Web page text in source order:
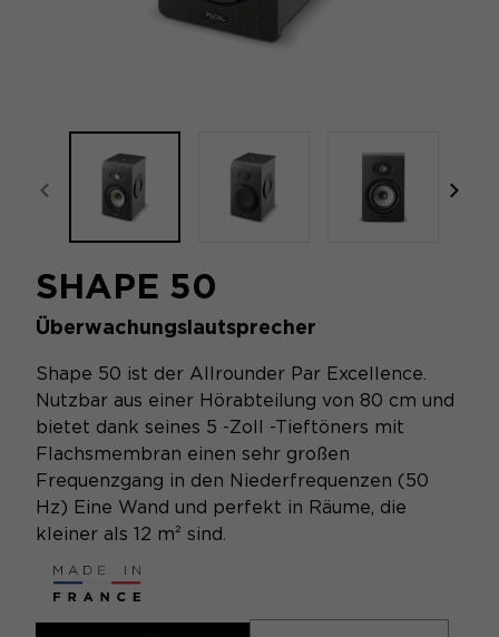
focal-naim-frontent::misc.prev_label
SHAPE 50
Überwachungslautsprecher
Shape 50 ist der Allrounder Par Excellence.
Nutzbar aus einer Hörabteilung von 80 cm und
bietet dank seines 5 -Zoll -Tieftöners mit
Flachsmembran einen sehr großen
Frequenzgang in den Niederfrequenzen (50
Hz) Eine Wand und perfekt in Räume, die
kleiner als 12 m² sind.